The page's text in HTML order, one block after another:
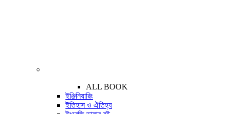
ALL BOOK
ইঞ্জিনিয়ারিং
ইতিহাস ও ঐতিহ্য